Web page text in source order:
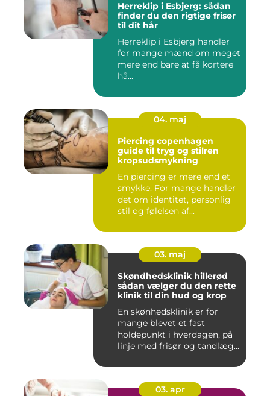
Herreklip i Esbjerg: sådan
finder du den rigtige frisør
til dit hår
Herreklip i Esbjerg handler
for mange mænd om meget
mere end bare at få kortere
hå...
04. maj
Piercing copenhagen
guide til tryg og stilren
kropsudsmykning
En piercing er mere end et
smykke. For mange handler
det om identitet, personlig
stil og følelsen af...
03. maj
Skøndhedsklinik hillerød
sådan vælger du den rette
klinik til din hud og krop
En skønhedsklinik er for
mange blevet et fast
holdepunkt i hverdagen, på
linje med frisør og tandlæg...
03. apr